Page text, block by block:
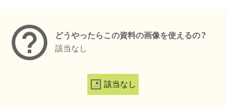
どうやったらこの資料の画像を使えるの？
該当なし
該当なし